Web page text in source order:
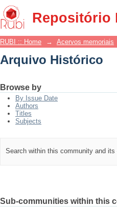
Repositório
Arquivo Histórico
RUBI :: Home → Acervos memoriais
Arquivo Histórico
Browse by
By Issue Date
Authors
Titles
Subjects
Search within this community and its
Sub-communities within this